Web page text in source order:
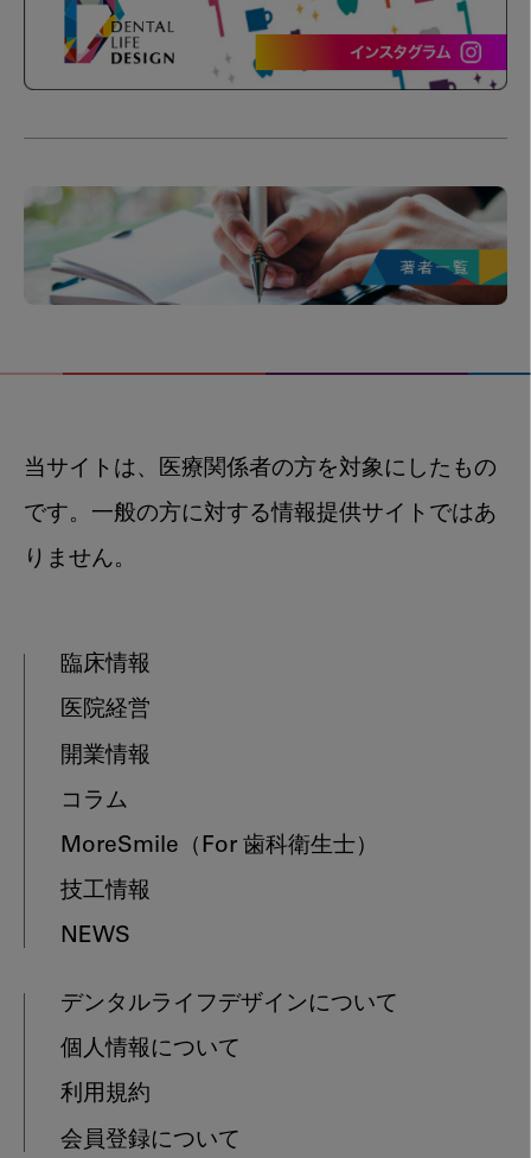
当サイトは、医療関係者の方を対象にしたもの
です。一般の方に対する情報提供サイトではあ
りません。
臨床情報
医院経営
開業情報
コラム
MoreSmile （For 歯科衛生士）
技工情報
NEWS
デンタルライフデザインについて
個人情報について
利用規約
会員登録について